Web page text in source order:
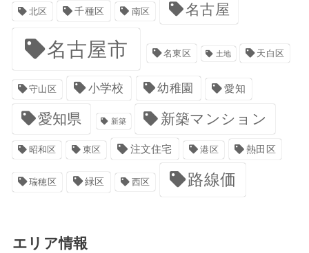
北区 千種区 南区 名古屋
名古屋市 名東区 土地 天白区
守山区 小学校 幼稚園 愛知
愛知県 新築 新築マンション
昭和区 東区 注文住宅 港区 熱田区
瑞穂区 緑区 西区 路線価
エリア情報